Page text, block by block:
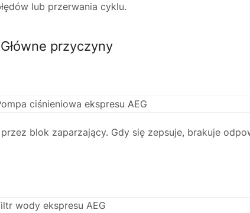
lub przerwania cyklu.
przyczyny
blok zaparzający. Gdy się zepsuje, brakuje